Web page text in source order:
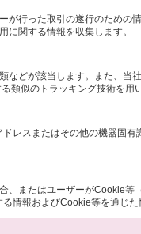
行った取引の遂行のため
関する情報を収集します。
どが該当します。また、
似のトラッキング技術を用
レスまたはその他の機器固
またはユーザーがCookie等
情報およびCookie等を通じた